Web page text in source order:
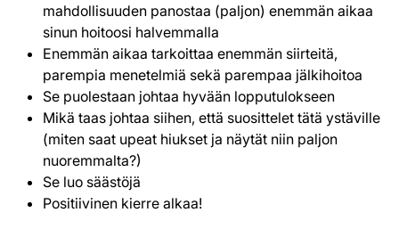
mahdollisuuden panostaa (paljon) enemmän aikaa
sinun hoitoosi halvemmalla
Enemmän aikaa tarkoittaa enemmän siirteitä,
parempia menetelmiä sekä parempaa jälkihoitoa
Se puolestaan johtaa hyvään lopputulokseen
Mikä taas johtaa siihen, että suosittelet tätä ystäville
(miten saat upeat hiukset ja näytät niin paljon
nuoremmalta?)
Se luo säästöjä
Positiivinen kierre alkaa!